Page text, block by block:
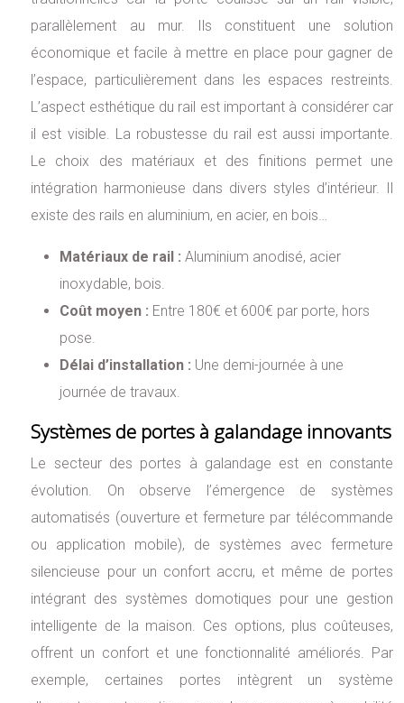
parallèlement au mur. Ils constituent une solution
économique et facile à mettre en place pour gagner de
l’espace, particulièrement dans les espaces restreints.
L’aspect esthétique du rail est important à considérer car
il est visible. La robustesse du rail est aussi importante.
Le choix des matériaux et des finitions permet une
intégration harmonieuse dans divers styles d’intérieur. Il
existe des rails en aluminium, en acier, en bois…
Matériaux de rail :Aluminium anodisé, acier
inoxydable, bois.
Coût moyen : Entre 180€ et 600€ par porte, hors
pose.
Délai d’installation : Une demi-journée à une
journée de travaux.
Systèmes de portes à galandage innovants
Le secteur des portes à galandage est en constante
évolution. On observe l’émergence de systèmes
automatisés (ouverture et fermeture par télécommande
ou application mobile), de systèmes avec fermeture
silencieuse pour un confort accru, et même de portes
intégrant des systèmes domotiques pour une gestion
intelligente de la maison. Ces options, plus coûteuses,
offrent un confort et une fonctionnalité améliorés. Par
exemple, certaines portes intègrent un système